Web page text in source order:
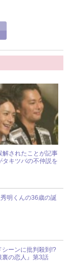
解されたことが記事
タキツバの不仲説を
明くんの36歳の誕
ーンに批判殺到!?
の恋人』第3話